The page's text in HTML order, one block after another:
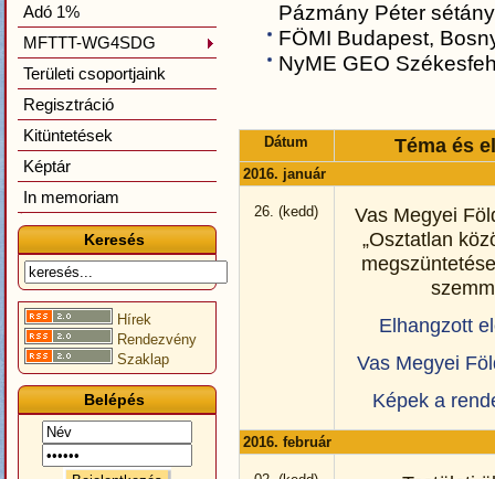
Adó 1%
MFTTT-WG4SDG
Területi csoportjaink
Regisztráció
Kitüntetések
Képtár
In memoriam
Keresés
Hírek
Rendezvény
Szaklap
Belépés
Pázmány Péter
FÖMI Budapest,
NyME GEO
Dátum Téma és
2016. január
26. (kedd)
Vas Megyei
„Osztatlan
Elhangzott
Vas Megyei
Képek a
2016. február